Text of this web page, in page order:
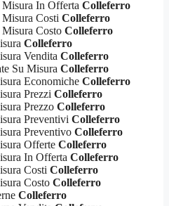
In Offerta Colleferro
Costi Colleferro
Costo Colleferro
Colleferro
Vendita Colleferro
Su Misura Colleferro
Economiche Colleferro
Prezzi Colleferro
Prezzo Colleferro
Preventivi Colleferro
Preventivo Colleferro
Offerte Colleferro
In Offerta Colleferro
Costi Colleferro
Costo Colleferro
Colleferro